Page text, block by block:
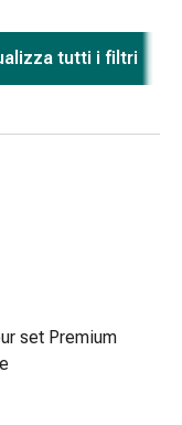
tutti i filtri
set Premium